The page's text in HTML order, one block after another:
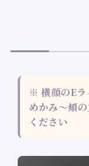
※ 横顔のEラ
めかみ〜頬
ください